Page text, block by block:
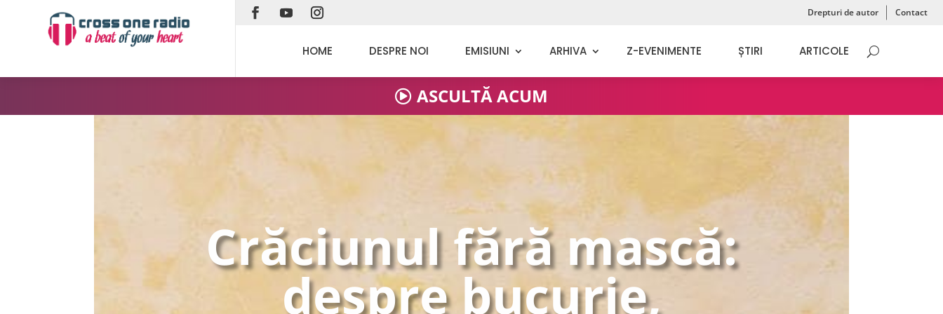
Drepturi de autor Contact
HOME DESPRE NOI EMISIUNI ARHIVA Z-EVENIMENTE ȘTIRI ARTICOLE
ASCULTĂ ACUM
Crăciunul fără mască:
despre bucurie,